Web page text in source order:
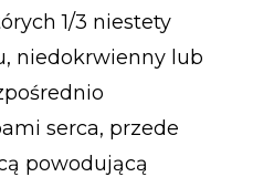
1/3 niestety
niedokrwienny lub
serca, przede
powodującą